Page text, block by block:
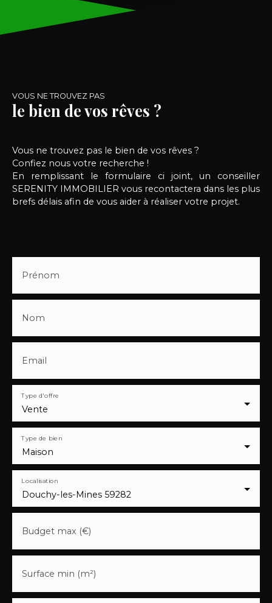
bien se distingue également par une extension
avec entrée indépendante, accessible aussi depuis
la maison, idéale pour une activité professionnelle,
dépendances Chaudière à condensation Électricité
refaite en 2021 Menuiseries PVC double vitrage
avec volets (2021) Porte d’entrée récente
un premier achat, une profession libérale ou un
investissement locatif. Prix : 99 000€ FAI Une
opportunité à saisir rapidement ! Kelly: 06 64 10 06
08
VOUS NE TROUVEZ PAS
le bien de vos rêves ?
Vous ne trouvez pas le bien de vos rêves ?
Confiez nous votre recherche !
En remplissant le formulaire ci joint, un conseiller
SERENITY IMMOBILIER vous recontactera dans les plus
brefs délais afin de vous aider à réaliser votre projet.
Prénom
Nom
Email
Vente
Type d'offre
Maison
Type de bien
Douchy-les-Mines 59282
Localisation
Budget max (€)
Surface min (m²)